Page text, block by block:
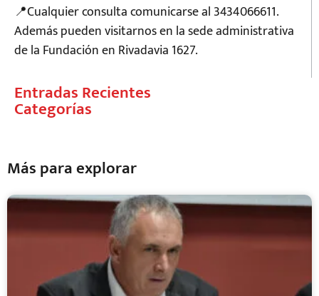
📍Cualquier consulta comunicarse al 3434066611.
Además pueden visitarnos en la sede administrativa
de la Fundación en Rivadavia 1627.
Entradas Recientes
Categorías
Más para explorar